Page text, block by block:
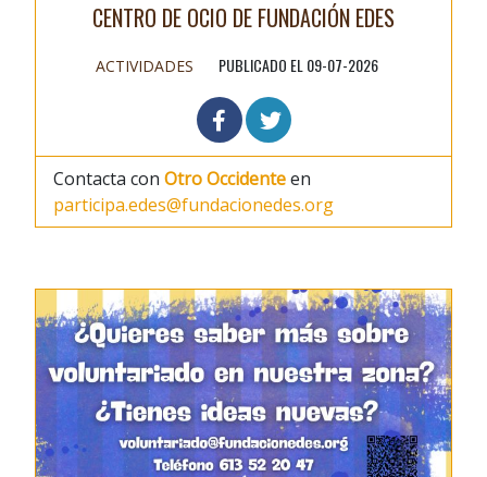
CENTRO DE OCIO DE FUNDACIÓN EDES
ACTIVIDADES PUBLICADO EL 09-07-2026
Contacta con Otro Occidenteen
participa.edes@fundacionedes.org